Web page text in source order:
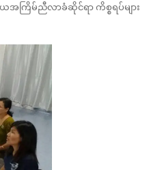
အကြိမ်ညီလာခံဆိုင်ရာ ကိစ္စရပ်များ